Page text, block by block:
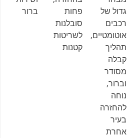
גדול של
רכבים
אוטומטיים,
תהליך
קבלה
מסודר
וברור,
נוחה
להחזרה
בעיר
אחרת
פחות
סובלנות
לשריטות
קטנות
ברור